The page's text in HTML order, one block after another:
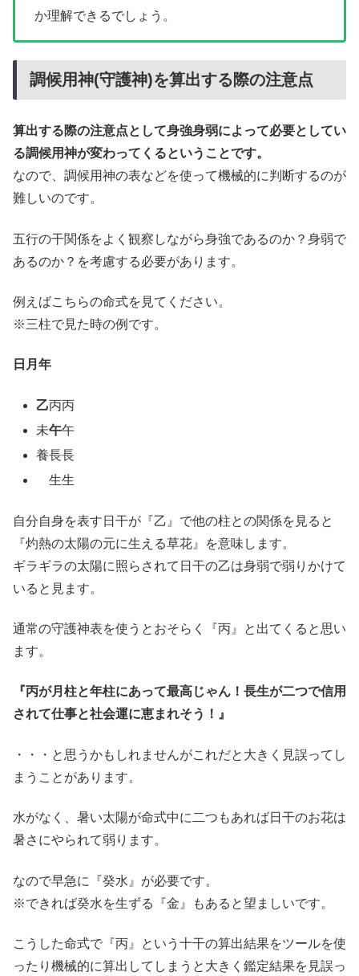
か理解できるでしょう。
調候用神(守護神)を算出する際の注意点
算出する際の注意点として身強身弱によって必要としてい
る調候用神が変わってくるということです。
なので、調候用神の表などを使って機械的に判断するのが
難しいのです。
五行の干関係をよく観察しながら身強であるのか？身弱で
あるのか？を考慮する必要があります。
例えばこちらの命式を見てください。
※三柱で見た時の例です。
日月年
乙丙丙
未午午
養長長
生生
自分自身を表す日干が『乙』で他の柱との関係を見ると
『灼熱の太陽の元に生える草花』を意味します。
ギラギラの太陽に照らされて日干の乙は身弱で弱りかけて
いると見ます。
通常の守護神表を使うとおそらく『丙』と出てくると思い
ます。
『丙が月柱と年柱にあって最高じゃん！長生が二つで信用
されて仕事と社会運に恵まれそう！』
・・・と思うかもしれませんがこれだと大きく見誤ってし
まうことがあります。
水がなく、暑い太陽が命式中に二つもあれば日干のお花は
暑さにやられて弱ります。
なので早急に『癸水』が必要です。
※できれば癸水を生ずる『金』もあると望ましいです。
こうした命式で『丙』という十干の算出結果をツールを使
ったり機械的に算出してしまうと大きく鑑定結果を見誤っ